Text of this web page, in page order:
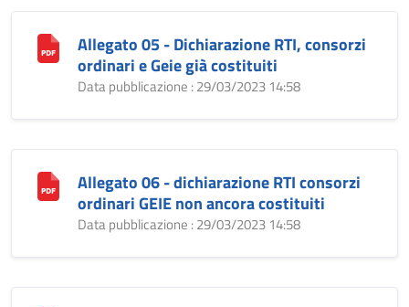
Allegato 05 - Dichiarazione RTI, consorzi
ordinari e Geie già costituiti
Data pubblicazione : 29/03/2023 14:58
Allegato 06 - dichiarazione RTI consorzi
ordinari GEIE non ancora costituiti
Data pubblicazione : 29/03/2023 14:58